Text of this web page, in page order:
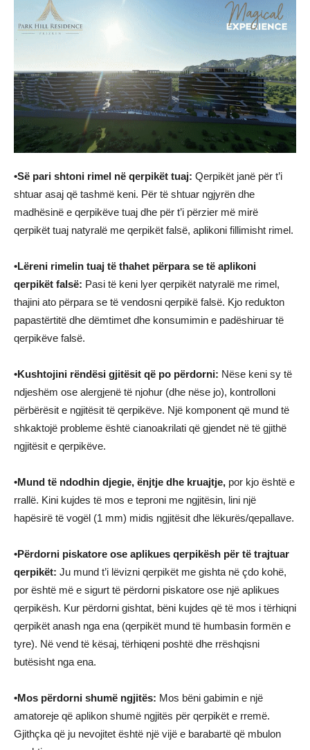
•Së pari shtoni rimel në qerpikët tuaj: Qerpikët janë për t’i
shtuar asaj që tashmë keni. Për të shtuar ngjyrën dhe
madhësinë e qerpikëve tuaj dhe për t’i përzier më mirë
qerpikët tuaj natyralë me qerpikët falsë, aplikoni fillimisht rimel.
•Lëreni rimelin tuaj të thahet përpara se të aplikoni
qerpikët falsë: Pasi të keni lyer qerpikët natyralë me rimel,
thajini ato përpara se të vendosni qerpikë falsë. Kjo redukton
papastërtitë dhe dëmtimet dhe konsumimin e padëshiruar të
qerpikëve falsë.
•Kushtojini rëndësi gjitësit që po përdorni: Nëse keni sy të
ndjeshëm ose alergjenë të njohur (dhe nëse jo), kontrolloni
përbërësit e ngjitësit të qerpikëve. Një komponent që mund të
shkaktojë probleme është cianoakrilati që gjendet në të gjithë
ngjitësit e qerpikëve.
•Mund të ndodhin djegie, ënjtje dhe kruajtje, por kjo është e
rrallë. Kini kujdes të mos e teproni me ngjitësin, lini një
hapësirë ​​të vogël (1 mm) midis ngjitësit dhe lëkurës/qepallave.
•Përdorni piskatore ose aplikues qerpikësh për të trajtuar
qerpikët: Ju mund t’i lëvizni qerpikët me gishta në çdo kohë,
por është më e sigurt të përdorni piskatore ose një aplikues
qerpikësh. Kur përdorni gishtat, bëni kujdes që të mos i tërhiqni
qerpikët anash nga ena (qerpikët mund të humbasin formën e
tyre). Në vend të kësaj, tërhiqeni poshtë dhe rrëshqisni
butësisht nga ena.
•Mos përdorni shumë ngjitës: Mos bëni gabimin e një
amatoreje që aplikon shumë ngjitës për qerpikët e rremë.
Gjithçka që ju nevojitet është një vijë e barabartë që mbulon